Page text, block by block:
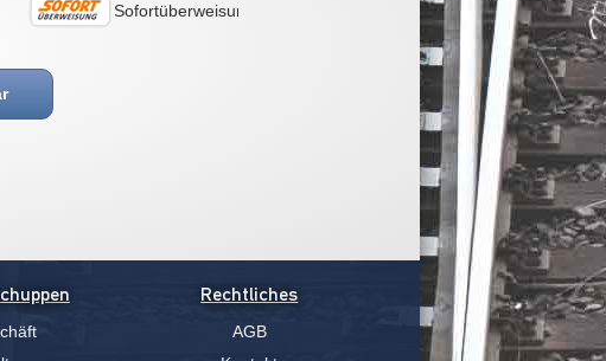
Sofortüberweisung
Rechtliches
AGB